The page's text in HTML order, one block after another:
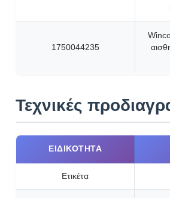
1750044235
Τεχνικές
ΕΙΔΙΚΌΤΗΤΑ
Ετικέτα